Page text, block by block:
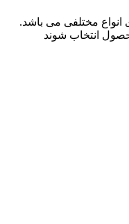
می باشد.
شوند